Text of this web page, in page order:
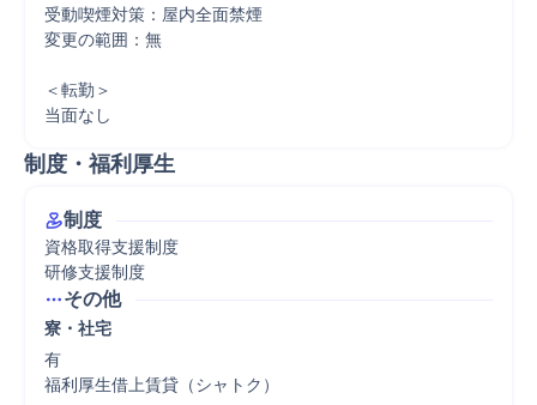
受動喫煙対策：屋内全面禁煙
変更の範囲：無
＜転勤＞
当面なし
制度・福利厚生
制度
資格取得支援制度
研修支援制度
その他
寮・社宅
有
福利厚生借上賃貸（シャトク）